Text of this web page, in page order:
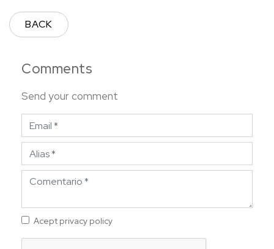
Comments
Send your comment
Acept privacy policy
BACK